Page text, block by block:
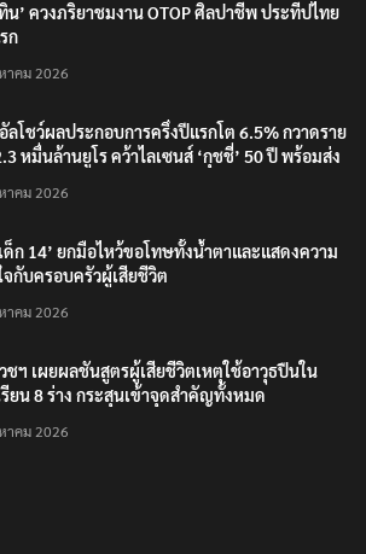
น’ ควงภริยาชมงาน OTOP ศิลปาชีพ ประทีปไทย
ก
าคม 2026
ลโชว์ผลประกอบการครึ่งปีแรกโต 6.5% กวาดราย
หมื่นล้านยูโร คว้าไลเซนส์ ‘กุชชี่’ 50 ปี พร้อมส่ง
าคม 2026
ด็ก 14’ ยกมือไหว้ขอโทษทั้งน้ำตาและแสดงความ
จกับครอบครัวผู้เสียชีวิต
าคม 2026
ชฯ เผยผลชันสูตรผู้เสียชีวิตเหตุใช้อาวุธปืนใน
รียน 8 ร่าง กระสุนเข้าจุดสำคัญทั้งหมด
าคม 2026